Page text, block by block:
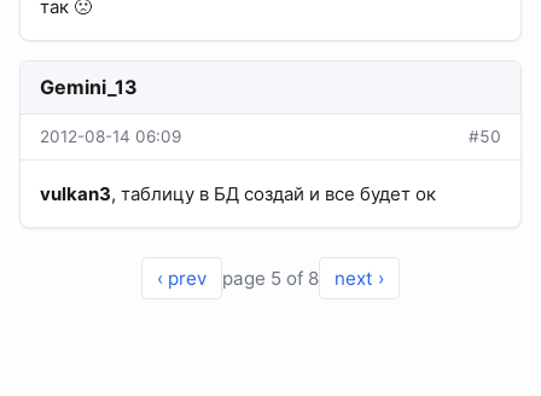
так 🙁
Gemini_13
2012-08-14 06:09 #50
vulkan3, таблицу в БД создай и все будет ок
‹ prev page 5 of 8 next ›